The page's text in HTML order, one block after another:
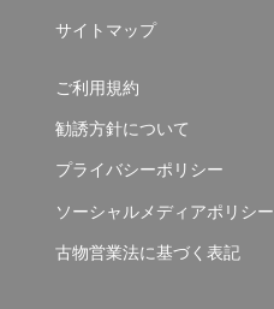
サイトマップ
ご利用規約
勧誘方針について
プライバシーポリシー
ソーシャルメディアポリシー
古物営業法に基づく表記